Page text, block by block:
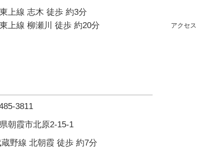
上線 志木 徒歩 約3分
上線 柳瀬川 徒歩 約20分
3811
朝霞市北原2-15-1
野線 北朝霞 徒歩 約7分